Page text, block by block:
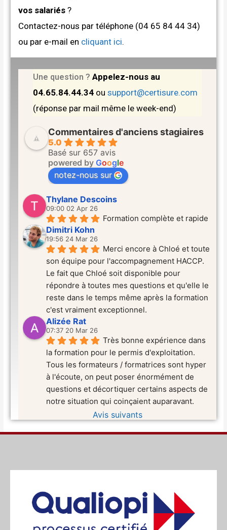
vos salariés ?
Contactez-nous par téléphone (04 65 84 44 34)
ou par e-mail en cliquant ici.
Une question ? Appelez-nous au
04.65.84.44.34 ousupport@certisure.com
(réponse par mail même le week-end)
Commentaires d'anciens stagiaires
5.0
Basé sur 657 avis
powered by Google
notez-nous sur
Thylane Descoins
09:00 02 Apr 26
Formation complète et rapide
Dimitri Kohn
19:56 24 Mar 26
Merci encore à Chloé et toute
son équipe pour l'accompagnement HACCP.
Le fait que Chloé soit disponible pour
répondre à toutes mes questions et qu'elle le
reste dans le temps même après la formation
c'est vraiment exceptionnel.
Alizée Rat
07:37 20 Mar 26
Très bonne expérience dans
la formation pour le permis d'exploitation.
Tous les formateurs / formatrices sont hyper
à l'écoute, on peut poser énormément de
questions et décortiquer certains aspects de
notre situation qui coinçaient auparavant.
Avis suivants